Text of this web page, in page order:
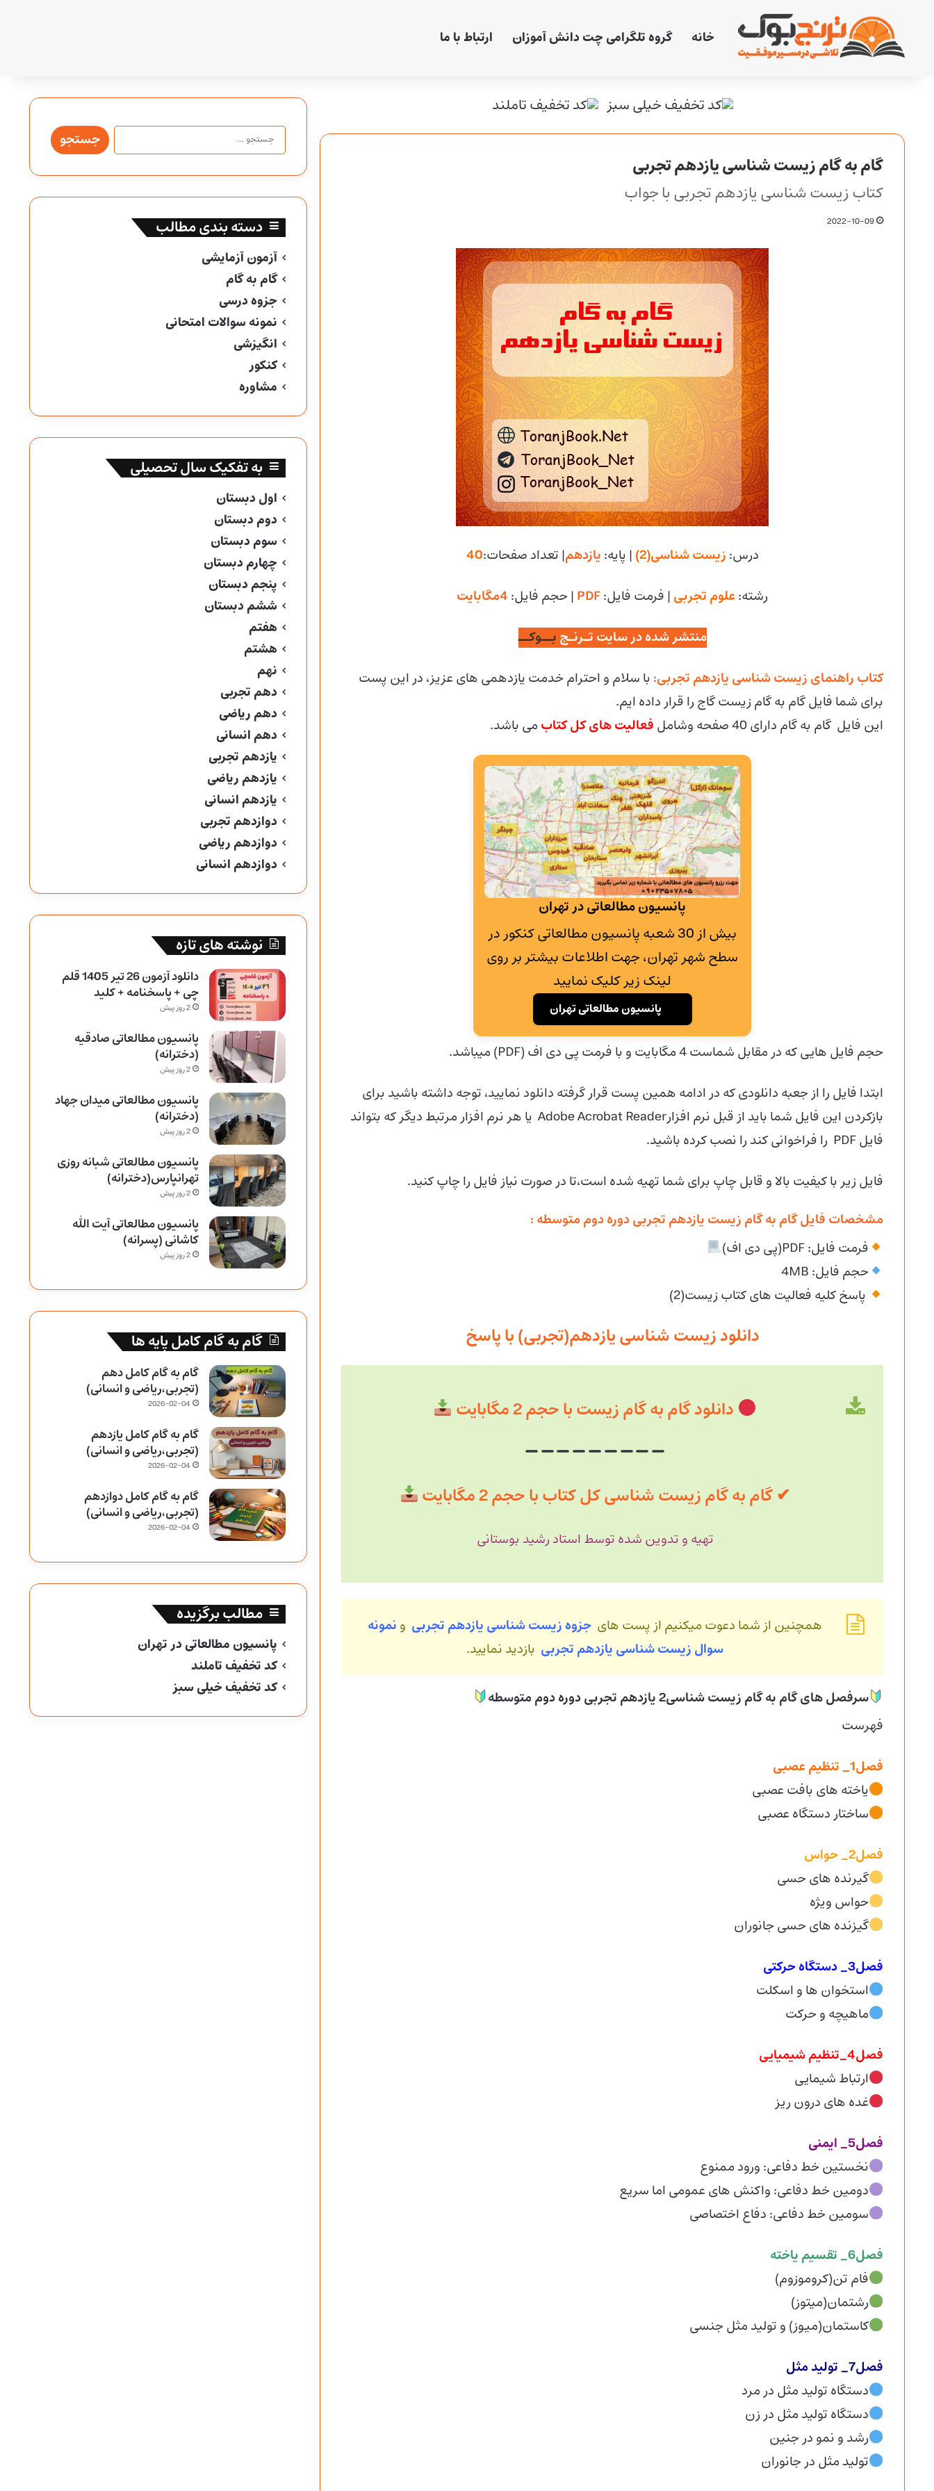
خانه گروه تلگرامی چت دانش آموزان ارتباط با ما
گام به گام زیست شناسی یازدهم تجربی
کتاب زیست شناسی یازدهم تجربی با جواب
2022-10-09
درس: زیست شناسی(2) | پایه: یازدهم| تعداد صفحات:40
رشته:علوم تجربی | فرمت فایل:PDF | حجم فایل:
منتشر شده در سایت تـرنـج بــوکــ
کتاب راهنمای زیست شناسی یازدهم تجربی: با سلام و احترام خدمت یازدهمی های عزیز، در این پست
برای شما فایل گام به گام زیست گاج را قرار داده ایم.
این فایل گام به گام دارای 40 صفحه وشامل
فعالیت های کل کتاب می باشد.
پانسیون مطالعاتی در تهران
بیش از 30 شعبه پانسیون مطالعاتی کنکور در
سطح شهر تهران، جهت اطلاعات بیشتر بر روی
لینک زیر کلیک نمایید
پانسیون مطالعاتی تهران
حجم فایل هایی که در مقابل شماست 4 مگابایت و با فرمت پی دی اف (PDF) میباشد.
ابتدا فایل را از جعبه دانلودی که در ادامه همین پست قرار گرفته دانلود نمایید، توجه داشته باشید برای
بازکردن این فایل شما باید از قبل نرم افزارAdobe Acrobat Reader یا هر نرم افزار مرتبط دیگر که بتواند
فایل PDF را فراخوانی کند را نصب کرده باشید.
فایل زیر با کیفیت بالا و قابل چاپ برای شما تهیه شده است،تا در صورت نیاز فایل را چاپ کنید.
مشخصات فایل گام به گام زیست یازدهم تجربی دوره دوم متوسطه :
فرمت فایل: PDF(پی دی اف)
حجم فایل: 4MB
پاسخ کلیه فعالیت های کتاب زیست(2)
دانلود زیست شناسی یازدهم(تجربی) با پاسخ
دانلود گام به گام زیست با حجم 2 مگابایت
✔ گام به گام زیست شناسی کل کتاب با حجم 2 مگابایت
تهیه و تدوین شده توسط استاد رشید بوستانی
همچنین از شما دعوت میکنیم از پست های جزوه زیست شناسی یازدهم تجربی و نمونه
سوال زیست شناسی یازدهم تجربی بازدید نمایید.
سرفصل های گام به گام زیست شناسی2 یازدهم تجربی دوره دوم متوسطه
فهرست
فصل1_ تنظیم عصبی
یاخته های بافت عصبی
ساختار دستگاه عصبی
فصل2_ حواس
گیرنده های حسی
حواس ویژه
گیزنده های حسی جانوران
فصل3_ دستگاه حرکتی
استخوان ها و اسکلت
ماهیچه و حرکت
فصل4_تنظیم شیمیایی
ارتباط شیمایی
غده های درون ریز
فصل5_ ایمنی
نخستین خط دفاعی: ورود ممنوع
دومین خط دفاعی: واکنش های عمومی اما سریع
سومین خط دفاعی: دفاع اختصاصی
فصل6_ تقسیم یاخته
فام تن(کروموزوم)
رشتمان(میتوز)
کاستمان(میوز) و تولید مثل جنسی
فصل7_ تولید مثل
دستگاه تولید مثل در مرد
دستگاه تولید مثل در زن
رشد و نمو در جنین
تولید مثل در جانوران
جستجو
برای:
دسته بندی مطالب
آزمون آزمایشی
گام به گام
جزوه درسی
نمونه سوالات امتحانی
انگیزشی
کنکور
مشاوره
به تفکیک سال تحصیلی
اول دبستان
دوم دبستان
سوم دبستان
چهارم دبستان
پنجم دبستان
ششم دبستان
هفتم
هشتم
نهم
دهم تجربی
دهم ریاضی
دهم انسانی
یازدهم تجربی
یازدهم ریاضی
یازدهم انسانی
دوازدهم تجربی
دوازدهم ریاضی
دوازدهم انسانی
نوشته های تازه
دانلود آزمون 26 تیر 1405 قلم
چی + پاسخنامه + کلید
2 روز پیش
پانسیون مطالعاتی صادقیه
(دخترانه)
2 روز پیش
پانسیون مطالعاتی میدان جهاد
(دخترانه)
2 روز پیش
پانسیون مطالعاتی شبانه روزی
تهرانپارس(دخترانه)
2 روز پیش
پانسیون مطالعاتی آیت الله
کاشانی (پسرانه)
2 روز پیش
گام به گام کامل پایه ها
گام به گام کامل دهم
(تجربی،ریاضی و انسانی)
2026-02-04
گام به گام کامل یازدهم
(تجربی،ریاضی و انسانی)
2026-02-04
گام به گام کامل دوازدهم
(تجربی،ریاضی و انسانی)
2026-02-04
مطالب برگزیده
پانسیون مطالعاتی در تهران
کد تخفیف تاملند
کد تخفیف خیلی سبز